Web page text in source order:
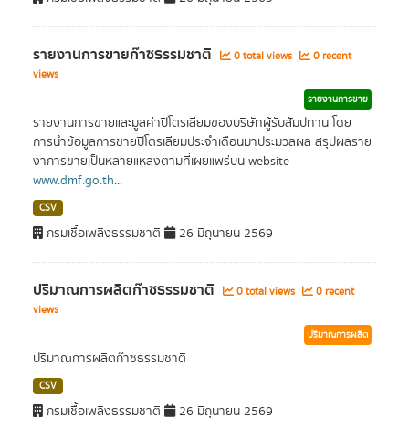
รายงานการขายก๊าซธรรมชาติ 0 total views
0 recent
views
รายงานการขาย
รายงานการขายและมูลค่าปิโตรเลียมของบริษัทผู้รับสัมปทาน โดย
การนำข้อมูลการขายปิโตรเลียมประจำเดือนมาประมวลผล สรุปผลราย
งาการขายเป็นหลายแหล่งตามที่เผยแพร่บน website
www.dmf.go.th...
CSV
กรมเชื้อเพลิงธรรมชาติ 26 มิถุนายน 2569
ปริมาณการผลิตก๊าซธรรมชาติ 0 total views
0 recent
views
ปริมาณการผลิต
ปริมาณการผลิตก๊าซธรรมชาติ
CSV
กรมเชื้อเพลิงธรรมชาติ 26 มิถุนายน 2569